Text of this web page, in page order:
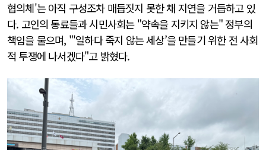
협의체'는 아직 구성조차 매듭짓지 못한 채 지연을 거듭하고 있
다. 고인의 동료들과 시민사회는 "약속을 지키지 않는" 정부의
책임을 물으며, "'일하다 죽지 않는 세상’을 만들기 위한 전 사회
적 투쟁에 나서겠다"고 밝혔다.